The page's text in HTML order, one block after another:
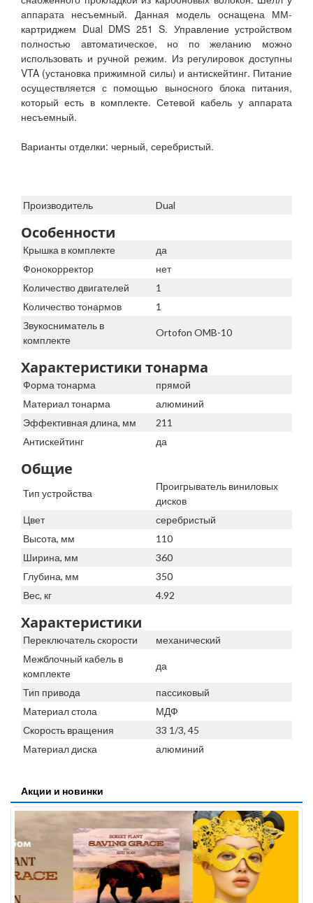
аппарата несъемный. Данная модель оснащена ММ-
картриджем Dual DMS 251 S. Управление устройством
полностью автоматическое, но по желанию можно
использовать и ручной режим. Из регулировок доступны
VTA (установка прижимной силы) и антискейтинг. Питание
осуществляется с помощью выносного блока питания,
который есть в комплекте. Сетевой кабель у аппарата
несъемный.
Варианты отделки: черный, серебристый.
Производитель Dual
Особенности
Крышка в комплекте
да
Фонокорректор
нет
Количество двигателей
1
Количество тонармов
1
Звукосниматель в
комплекте
Ortofon OMB-10
Характеристики тонарма
Форма тонарма
прямой
Материал тонарма
алюминий
Эффективная длина, мм
211
Антискейтинг
да
Общие
Тип устройства
Проигрыватель виниловых
дисков
Цвет
серебристый
Высота, мм
110
Ширина, мм
360
Глубина, мм
350
Вес, кг
4.92
Характеристики
Переключатель скорости
механический
Межблочный кабель в
комплекте
да
Тип привода
пассиковый
Материал стола
МДФ
Скорость вращения
33 1/3, 45
Материал диска
алюминий
Акции и новинки